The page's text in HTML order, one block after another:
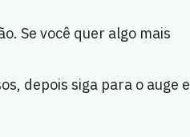
Se você quer algo mais
depois siga para o auge e